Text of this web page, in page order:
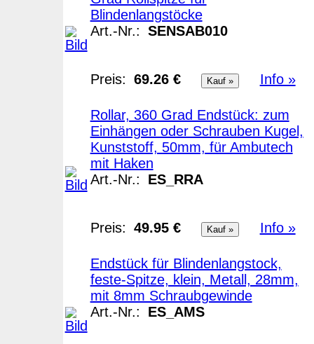
Blindenlangstöcke
Art.-Nr.: SENSAB010
Preis: 69.26 € Info »
Rollar, 360 Grad Endstück: zum
Einhängen oder Schrauben Kugel,
Kunststoff, 50mm, für Ambutech
mit Haken
Art.-Nr.:
ES_RRA
Preis: 49.95 € Info »
Endstück für Blindenlangstock,
feste-Spitze, klein, Metall, 28mm,
mit 8mm Schraubgewinde
Art.-Nr.:
ES_AMS